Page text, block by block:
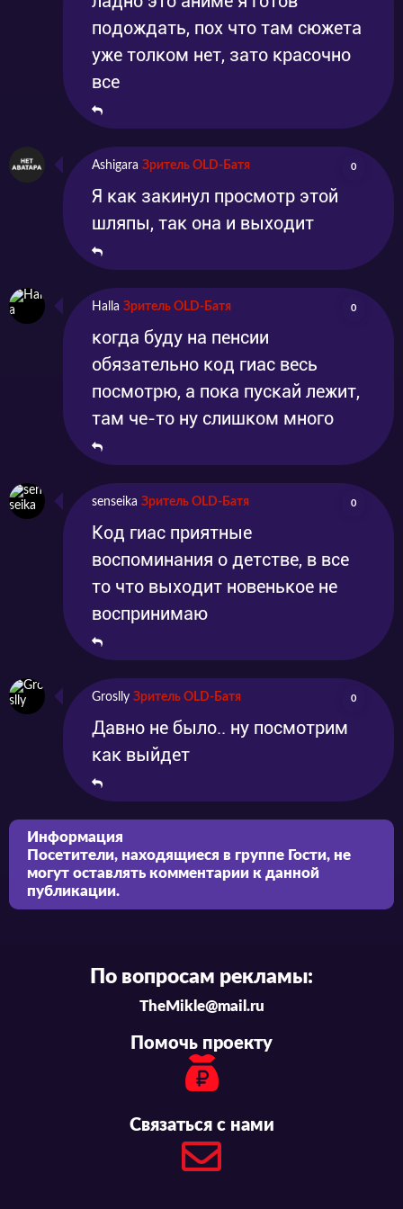
подождать, пох что там сюжета
уже толком нет, зато красочно
все
Ashigara Зритель OLD-Батя 0
Я как закинул просмотр этой
шляпы, так она и выходит
Halla Зритель OLD-Батя 0
когда буду на пенсии
обязательно код гиас весь
посмотрю, а пока пускай лежит,
там че-то ну слишком много
senseika Зритель OLD-Батя 0
Код гиас приятные
воспоминания о детстве, в все
то что выходит новенькое не
воспринимаю
Groslly Зритель OLD-Батя 0
Давно не было.. ну посмотрим
как выйдет
Информация
Посетители, находящиеся в группе Гости, не
могут оставлять комментарии к данной
публикации.
По вопросам рекламы:
TheMikle@mail.ru
Помочь проекту
Связаться с нами